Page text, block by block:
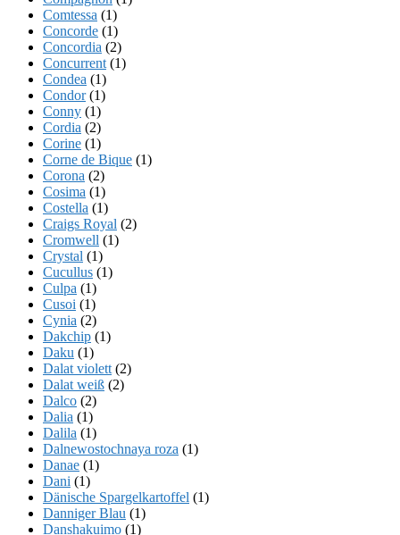
Comtessa (1)
Concorde (1)
Concordia (2)
Concurrent (1)
Condea (1)
Condor(1)
Conny (1)
Cordia (2)
Corine (1)
Corne de Bique (1)
Corona (2)
Cosima (1)
Costella (1)
Craigs Royal (2)
Cromwell (1)
Crystal (1)
Cucullus (1)
Culpa (1)
Cusoi (1)
Cynia (2)
Dakchip (1)
Daku (1)
Dalat violett (2)
Dalat weiß (2)
Dalco (2)
Dalia (1)
Dalila (1)
Dalnewostochnaya roza (1)
Danae (1)
Dani (1)
Dänische Spargelkartoffel (1)
Danniger Blau (1)
Danshakuimo (1)